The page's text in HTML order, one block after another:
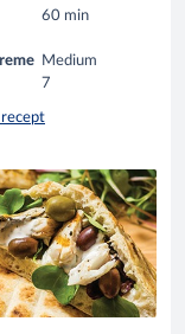
60 min
Medium
7
recept